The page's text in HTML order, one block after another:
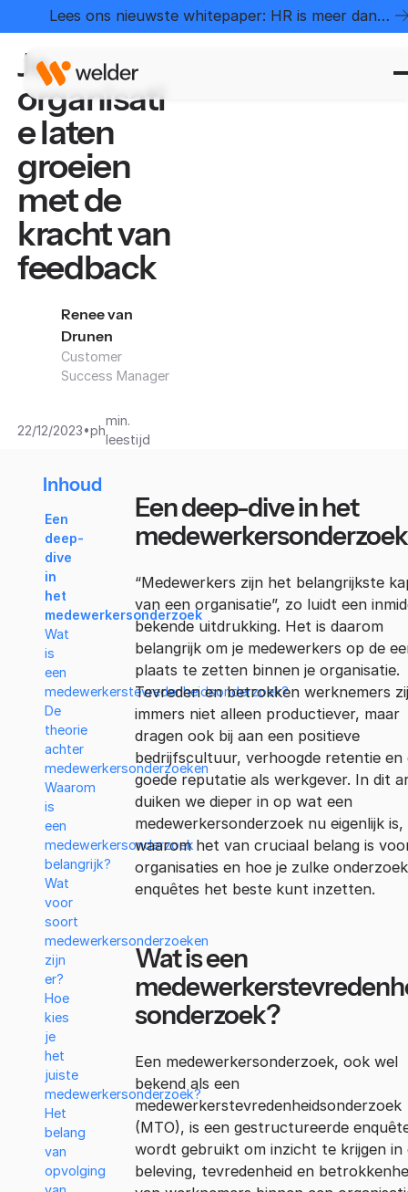
Lees ons nieuwste whitepaper: HR is meer dan
administratie
HomeKenniscentrum Je organisatie laten groeien met de kracht van feedback
Je
organisati
e laten
groeien
met de
kracht van
feedback
Renee van
Drunen
Customer
Success Manager
22/12/2023•ph
min.
leestijd
Inhoud
Een
deep-
dive
in
het
medewerkersonderzoek
Wat
is
een
medewerkerstevredenheidsonderzoek?
De
theorie
achter
medewerkersonderzoeken
Waarom
is
een
medewerkersonderzoek
belangrijk?
Wat
voor
soort
medewerkersonderzoeken
zijn
er?
Hoe
kies
je
het
juiste
medewerkersonderzoek?
Het
belang
van
opvolging
Een deep-dive in het
medewerkersonderzoek
“Medewerkers zijn het belangrijkste
van een organisatie”, zo luidt een
bekende uitdrukking. Het is daarom
belangrijk om je medewerkers op de
plaats te zetten binnen je organisatie.
Tevreden en betrokken werknemers
immers niet alleen productiever, maar
dragen ook bij aan een positieve
bedrijfscultuur, verhoogde retentie en
goede reputatie als werkgever. In dit
duiken we dieper in op wat een
medewerkersonderzoek nu eigenlijk is,
waarom het van cruciaal belang is
organisaties en hoe je zulke
enquêtes het beste kunt inzetten.
Wat is een
sonderzoek?
Een medewerkersonderzoek, ook wel
bekend als een
medewerkerstevredenheidsonderzoek
(MTO), is een gestructureerde
wordt gebruikt om inzicht te krijgen in
beleving, tevredenheid en